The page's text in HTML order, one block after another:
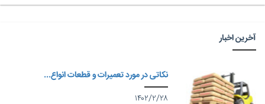
آخرین اخبار
نکاتی در مورد تعمیرات و قطعات انواع...
۱۴۰۲/۲/۲۸